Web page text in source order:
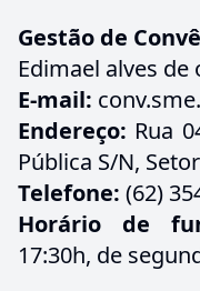
Gestão de
Edimael alves
E-mail:
Endereço: Rua
Pública S/N,
Telefone: (62)
Horário de
17:30h, de